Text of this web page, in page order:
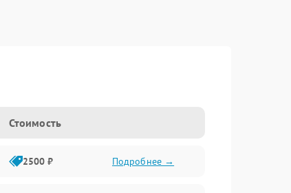
Стоимость
2500 ₽ Подробнее →